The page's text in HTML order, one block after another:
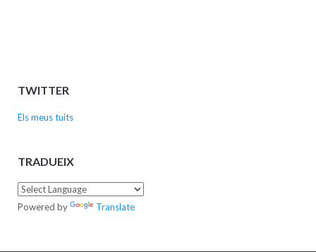
TWITTER
Els meus tuits
TRADUEIX
Powered by Translate